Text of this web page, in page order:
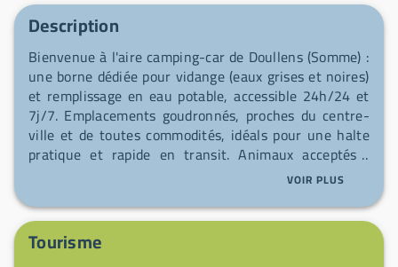
Description
Bienvenue à l'aire camping-car de Doullens (Somme) :
une borne dédiée pour vidange (eaux grises et noires)
et remplissage en eau potable, accessible 24h/24 et
7j/7. Emplacements goudronnés, proches du centre-
ville et de toutes commodités, idéals pour une halte
pratique et rapide en transit. Animaux acceptés ;
profitez d'un cadre urbain pittoresque et chargé
VOIR PLUS
Tourisme